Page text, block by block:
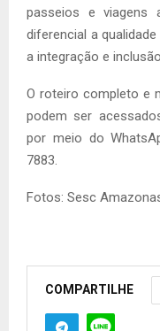
passeios e viagens
diferencial a
a integração e
O roteiro completo e
podem ser
por meio do
7883.
Fotos: Sesc
COMPARTILHE